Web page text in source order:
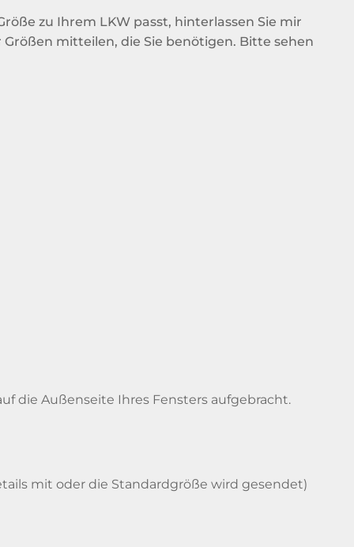
zu Ihrem LKW passt, hinterlassen Sie mir
mitteilen, die Sie benötigen. Bitte sehen
die Außenseite Ihres Fensters aufgebracht.
mit oder die Standardgröße wird gesendet)